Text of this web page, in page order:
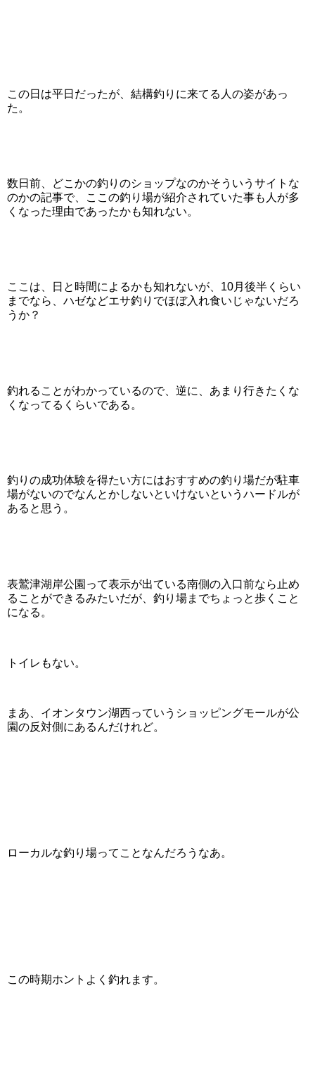
この日は平日だったが、結構釣りに来てる人の姿があっ
た。
数日前、どこかの釣りのショップなのかそういうサイトな
のかの記事で、ここの釣り場が紹介されていた事も人が多
くなった理由であったかも知れない。
ここは、日と時間によるかも知れないが、10月後半くらい
までなら、ハゼなどエサ釣りでほぼ入れ食いじゃないだろ
うか？
釣れることがわかっているので、逆に、あまり行きたくな
くなってるくらいである。
釣りの成功体験を得たい方にはおすすめの釣り場だが駐車
場がないのでなんとかしないといけないというハードルが
あると思う。
表鷲津湖岸公園って表示が出ている南側の入口前なら止め
ることができるみたいだが、釣り場までちょっと歩くこと
になる。
トイレもない。
まあ、イオンタウン湖西っていうショッピングモールが公
園の反対側にあるんだけれど。
ローカルな釣り場ってことなんだろうなあ。
この時期ホントよく釣れます。